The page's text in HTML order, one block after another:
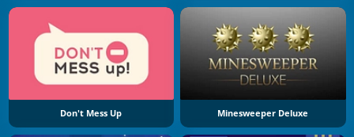
Don't Mess Up Minesweeper Deluxe